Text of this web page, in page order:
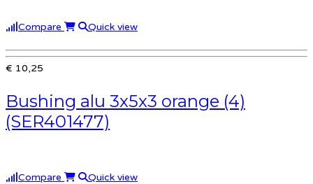
Compare Quick view
€ 10,25
Bushing alu 3x5x3 orange (4)
(SER401477)
Compare Quick view